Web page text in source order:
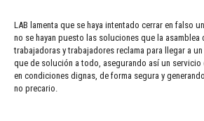
LAB lamenta que se haya intentado cerrar en falso
no se hayan puesto las soluciones que la asamblea
trabajadoras y trabajadores reclama para llegar a
que de solución a todo, asegurando así un servicio
en condiciones dignas, de forma segura y
no precario.